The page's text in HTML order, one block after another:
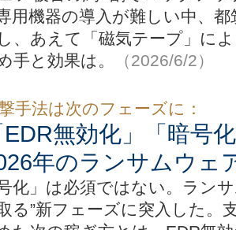
用機器の導入が難しい中、
、あえて「磁気テープ」に
手と効果は。
（2026/6/2）
手法は次のフェーズに：
EDR無効化」「暗
年のランサムウェ
化」は必須ではない。ラン
る”新フェーズに突入した。